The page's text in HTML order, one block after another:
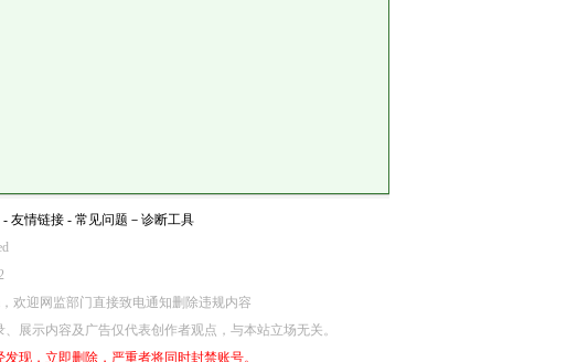
- 友情链接 - 常见问题 － 诊断工具
欢迎网监部门直接致电通知删除违规内容
展示内容及广告仅代表创作者观点，与本站立场无关。
现，立即删除，严重者将同时封禁账号。